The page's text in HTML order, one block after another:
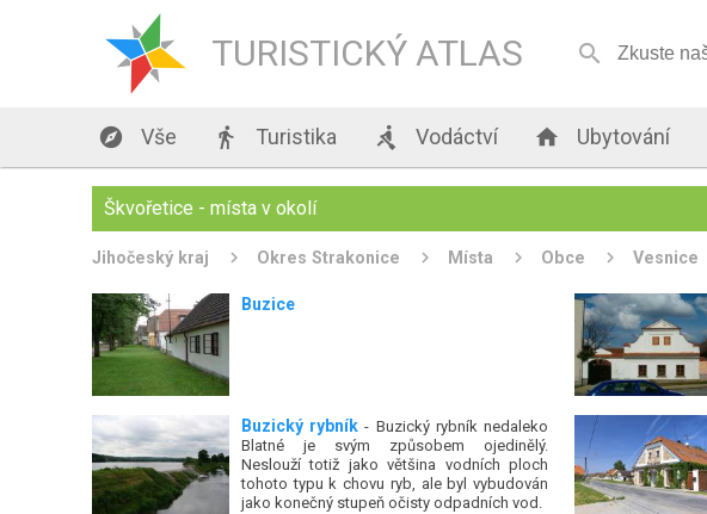
TURISTICKÝ ATLAS 
 Vše  Turistika  Vodáctví  Ubytování
Škvořetice - místa v okolí
Jihočeský kraj Okres Strakonice Místa Obce Vesnice
Buzice
Buzický rybník - Buzický rybník nedaleko
Blatné je svým způsobem ojedinělý.
Neslouží totiž jako většina vodních ploch
tohoto typu k chovu ryb, ale byl vybudován
jako konečný stupeň očisty odpadních vod.